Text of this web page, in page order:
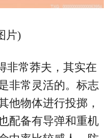
片)
非常莽夫，其实在
非常灵活的。标志
他物体进行投掷，
配备有导弹和重机